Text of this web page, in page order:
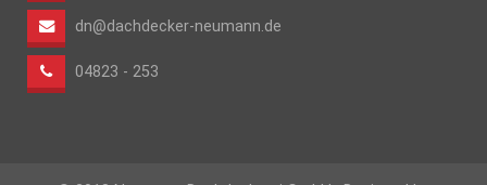
dn@dachdecker-neumann.de
04823 - 253